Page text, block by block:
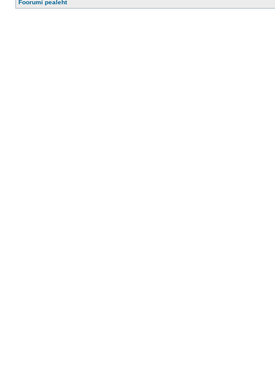
Foorumi pealeht